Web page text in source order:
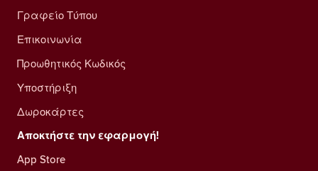
Γραφείο Τύπου
Επικοινωνία
Προωθητικός Κωδικός
Υποστήριξη
Δωροκάρτες
Αποκτήστε την εφαρμογή!
App Store